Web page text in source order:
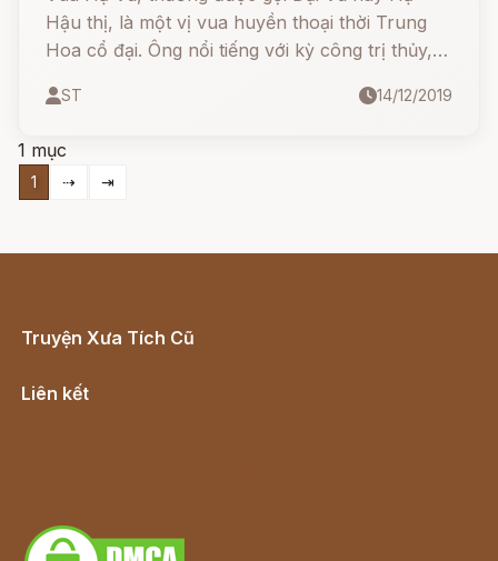
Hậu thị, là một vị vua huyền thoại thời Trung
Hoa cổ đại. Ông nổi tiếng với kỳ công trị thủy,
ST 14/12/2019
1 mục
1 ⇢ ⇥
Truyện Xưa Tích Cũ
Liên kết